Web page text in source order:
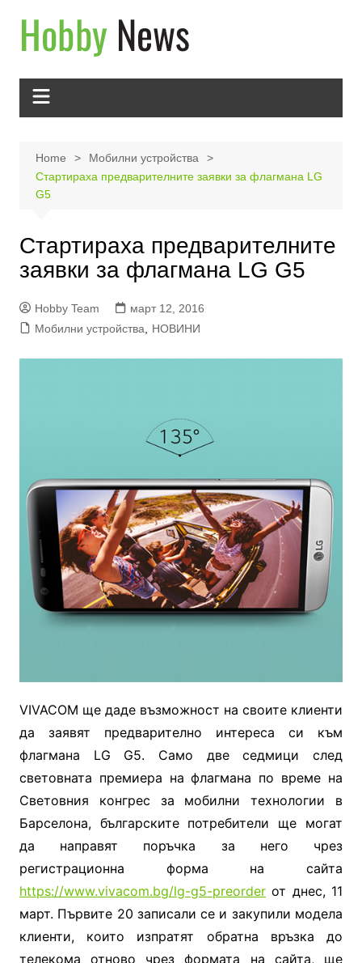
content
Home
Мобилни устройства
Стартираха предварителните заявки за флагмана LG
G5
Стартираха предварителните
заявки за флагмана LG G5
Hobby Team
март 12, 2016
Мобилни устройства
НОВИНИ
VIVACOM ще даде възможност на своите клиенти
да заявят предварително интереса си към
флагмана LG G5. Само две седмици след
световната премиера на флагмана по време на
Световния конгрес за мобилни технологии в
Барселона, българските потребители ще могат
да направят поръчка за него чрез
регистрационна форма на сайта
https://www.vivacom.bg/lg-g5-preorderот днес, 11
март. Първите 20 записали се и закупили модела
клиенти, които изпратят обратна връзка до
телекома отново чрез формата на сайта, ще